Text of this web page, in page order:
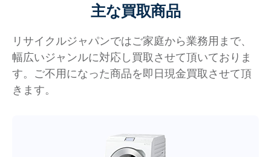
主な買取商品
リサイクルジャパンではご家庭から業務用まで、
幅広いジャンルに対応し買取させて頂いておりま
す。ご不用になった商品を即日現金買取させて頂
きます。